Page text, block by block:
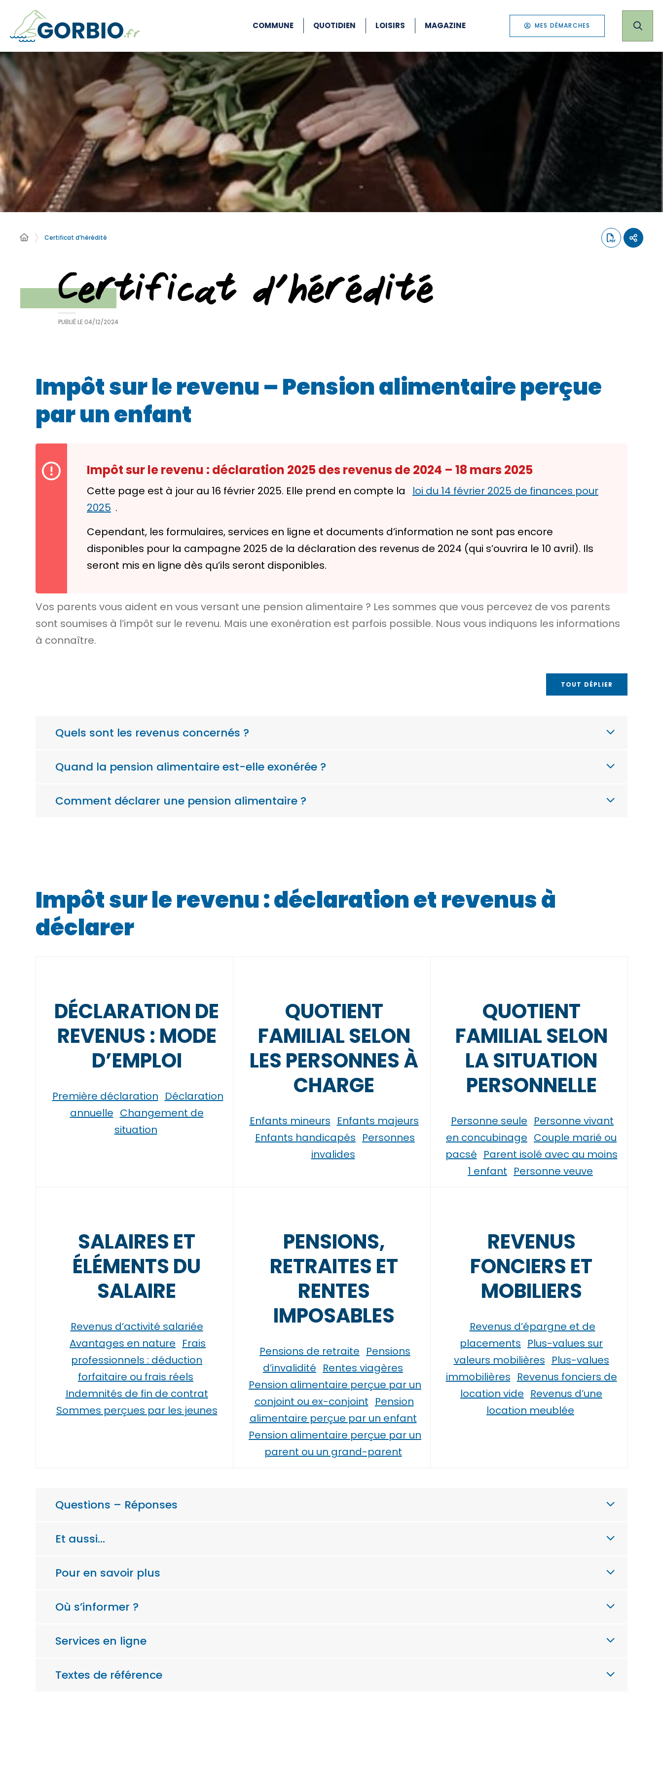
COMMUNE QUOTIDIEN LOISIRS MAGAZINE MES DÉMARCHES
Certificat d’hérédité
Certificat d’hérédité
PUBLIÉ LE 04/12/2024
Impôt sur le revenu – Pension alimentaire perçue
par un enfant
Impôt sur le revenu : déclaration 2025 des revenus de 2024 – 18 mars 2025
Cette page est à jour au 16 février 2025. Elle prend en compte la
loi du 14 février 2025 de finances pour
2025 .
Cependant, les formulaires, services en ligne et documents d’information ne sont pas encore
disponibles pour la campagne 2025 de la déclaration des revenus de 2024 (qui s’ouvrira le 10 avril). Ils
seront mis en ligne dès qu’ils seront disponibles.
Vos parents vous aident en vous versant une pension alimentaire ? Les sommes que vous percevez de vos parents
sont soumises à l’impôt sur le revenu. Mais une exonération est parfois possible. Nous vous indiquons les informations
à connaître.
TOUT DÉPLIER
Quels sont les revenus concernés ?
Quand la pension alimentaire est-elle exonérée ?
Comment déclarer une pension alimentaire ?
Impôt sur le revenu : déclaration et revenus à
déclarer
DÉCLARATION DE
REVENUS : MODE
D’EMPLOI
Première déclaration Déclaration
annuelle Changement de
situation
QUOTIENT
FAMILIAL SELON
LES PERSONNES À
CHARGE
Enfants mineurs Enfants majeurs
Enfants handicapés Personnes
invalides
QUOTIENT
FAMILIAL SELON
LA SITUATION
PERSONNELLE
Personne seule Personne vivant
en concubinage Couple marié ou
pacsé Parent isolé avec au moins
1 enfant Personne veuve
SALAIRES ET
ÉLÉMENTS DU
SALAIRE
Revenus d’activité salariée
Avantages en nature Frais
professionnels : déduction
forfaitaire ou frais réels
Indemnités de fin de contrat
Sommes perçues par les jeunes
PENSIONS,
RETRAITES ET
RENTES
IMPOSABLES
Pensions de retraite Pensions
d’invalidité Rentes viagères
Pension alimentaire perçue par un
conjoint ou ex-conjoint Pension
alimentaire perçue par un enfant
Pension alimentaire perçue par un
parent ou un grand-parent
REVENUS
FONCIERS ET
MOBILIERS
Revenus d’épargne et de
placements Plus-values sur
valeurs mobilières Plus-values
immobilières Revenus fonciers de
location vide Revenus d’une
location meublée
Questions – Réponses
Et aussi…
Pour en savoir plus
Où s’informer ?
Services en ligne
Textes de référence